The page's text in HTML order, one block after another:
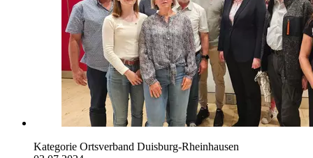
Kategorie Ortsverband Duisburg-Rheinhausen